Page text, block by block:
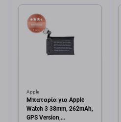
Apple
Μπαταρία για Apple
Watch 3 38mm, 262mAh,
GPS Version,